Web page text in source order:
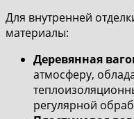
Для внутренней
материалы:
Деревянная
атмосферу,
регулярной